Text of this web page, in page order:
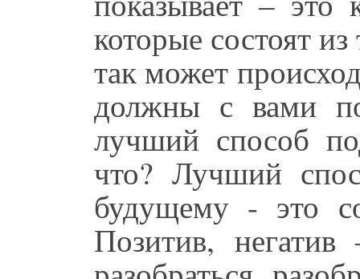
которые состоят
так может
должны с вами
лучший способ
что? Лучший
будущему - это
Позитив,